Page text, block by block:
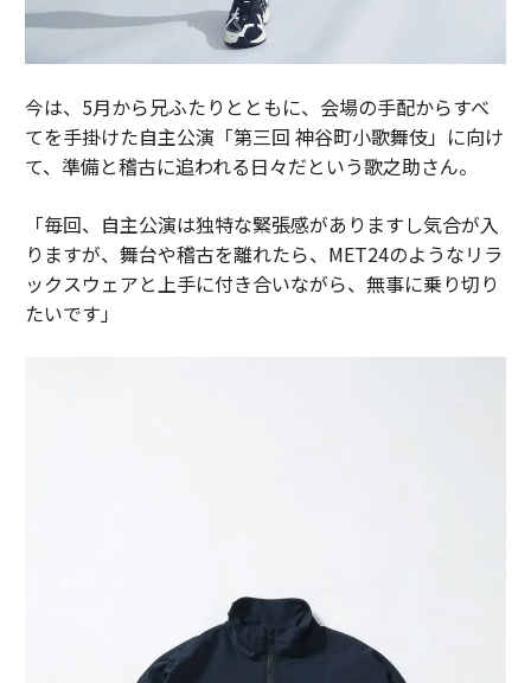
今は、5月から兄ふたりとともに、会場の手配からすべ
てを手掛けた自主公演「第三回 神谷町小歌舞伎」に向け
て、準備と稽古に追われる日々だという歌之助さん。
「毎回、自主公演は独特な緊張感がありますし気合が入
りますが、舞台や稽古を離れたら、MET24のようなリラ
ックスウェアと上手に付き合いながら、無事に乗り切り
たいです」